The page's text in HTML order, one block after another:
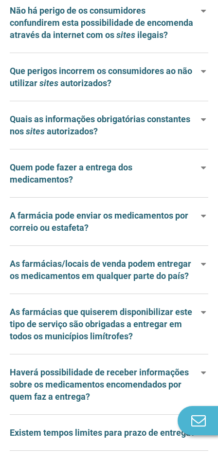
Não há perigo de os consumidores
confundirem esta possibilidade de encomenda
através da internet com ossites ilegais?
Que perigos incorrem os consumidores ao não
utilizarsitesautorizados?
Quais as informações obrigatórias constantes
nossitesautorizados?
Quem pode fazer a entrega dos
medicamentos?
A farmácia pode enviar os medicamentos por
correio ou estafeta?
As farmácias/locais de venda podem entregar
os medicamentos em qualquer parte do país?
As farmácias que quiserem disponibilizar este
tipo de serviço são obrigadas a entregar em
todos os municípios limítrofes?
Haverá possibilidade de receber informações
sobre os medicamentos encomendados por
quem faz a entrega?
Existem tempos limites para prazo de entrega?